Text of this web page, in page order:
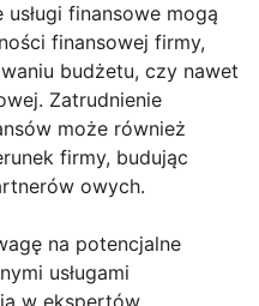
finansowe mogą
finansowej firmy,
budżetu, czy nawet
Zatrudnienie
może również
firmy, budując
owych.
na potencjalne
usługami